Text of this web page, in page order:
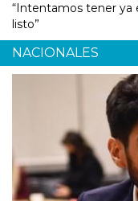
“Intentamos tener ya
listo”
NACIONALES